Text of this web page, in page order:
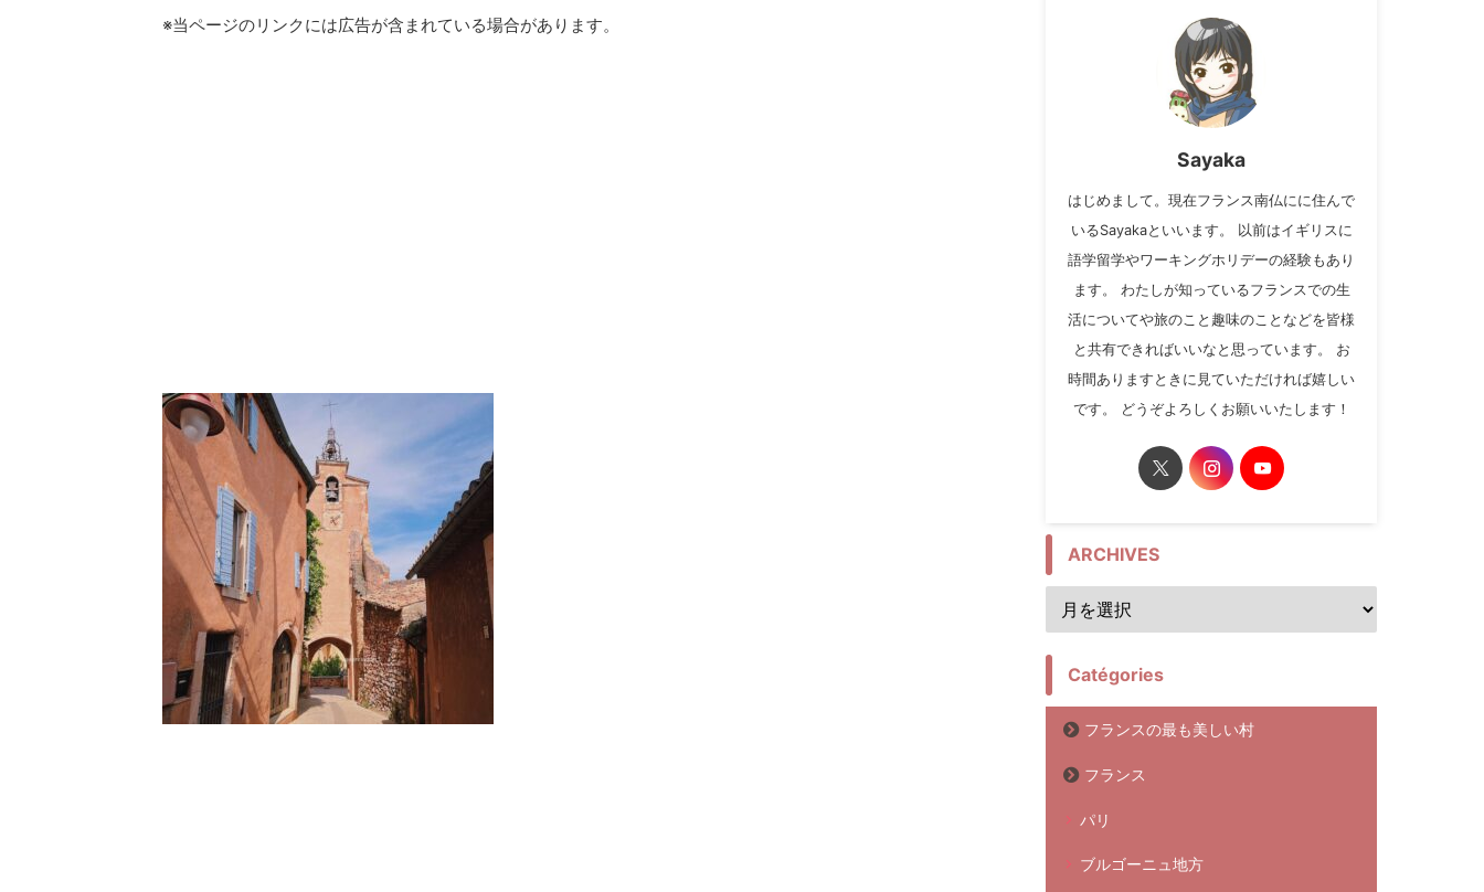
※当ページのリンクには広告が含まれている場合があります。
Sayaka
はじめまして。現在フランス南仏にに住んで
いるSayakaといいます。 以前はイギリスに
語学留学やワーキングホリデーの経験もあり
ます。 わたしが知っているフランスでの生
活についてや旅のこと趣味のことなどを皆様
と共有できればいいなと思っています。 お
時間ありますときに見ていただければ嬉しい
です。 どうぞよろしくお願いいたします！
ARCHIVES
Catégories
フランスの最も美しい村
フランス
パリ
ブルゴーニュ地方